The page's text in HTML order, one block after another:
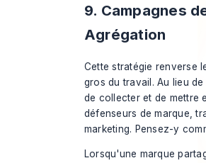
9. Campagnes
Agrégation
Cette stratégie renverse
gros du travail. Au lieu
de collecter et de mettre
défenseurs de marque,
marketing. Pensez-y
Lorsqu'une marque